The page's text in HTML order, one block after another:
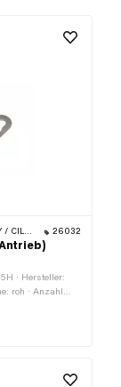
· BYE BIKE 26032
· Hersteller:
roh · Anzahl